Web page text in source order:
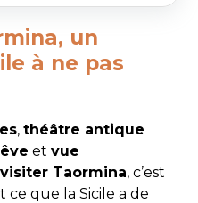
un
à ne pas
, théâtre antique
et vue
visiter Taormina, c’est
que la Sicile a de